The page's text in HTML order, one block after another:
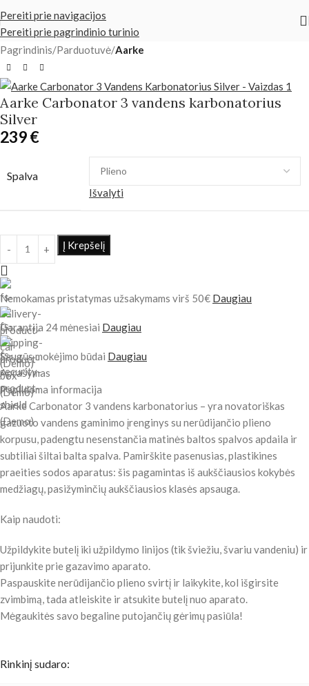
Pereiti prie navigacijos
Pereiti prie pagrindinio turinio
Pagrindinis Parduotuvė Aarke
Aarke Carbonator 3 vandens karbonatorius
Silver
239€
Spalva
Išvalyti
Į Krepšelį
Nemokamas pristatymas užsakymams virš 50€ Daugiau
Garantija 24 mėnesiai Daugiau
Saugūs mokėjimo būdai Daugiau
Aprašymas
Papildoma informacija
Aarke Carbonator 3 vandens karbonatorius – yra novatoriškas
gazuoto vandens gaminimo įrenginys su nerūdijančio plieno
korpusu, padengtu nesenstančia matinės baltos spalvos apdaila ir
subtiliai šiltai balta spalva. Pamirškite pasenusias, plastikines
praeities sodos aparatus: šis pagamintas iš aukščiausios kokybės
medžiagų, pasižyminčių aukščiausios klasės apsauga.
Kaip naudoti:
Užpildykite butelį iki užpildymo linijos (tik šviežiu, švariu vandeniu) ir
prijunkite prie gazavimo aparato.
Paspauskite nerūdijančio plieno svirtį ir laikykite, kol išgirsite
zvimbimą, tada atleiskite ir atsukite butelį nuo aparato.
Mėgaukitės savo begaline putojančių gėrimų pasiūla!
Rinkinį sudaro: